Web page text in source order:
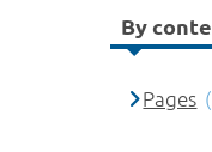
By
Pages